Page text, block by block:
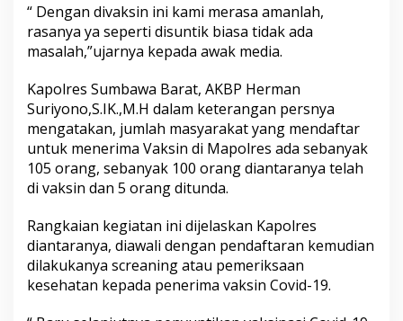
“ Dengan divaksin ini kami merasa amanlah,
rasanya ya seperti disuntik biasa tidak ada
masalah,”ujarnya kepada awak media.
Kapolres Sumbawa Barat, AKBP Herman
Suriyono,S.IK.,M.H dalam keterangan persnya
mengatakan, jumlah masyarakat yang mendaftar
untuk menerima Vaksin di Mapolres ada sebanyak
105 orang, sebanyak 100 orang diantaranya telah
di vaksin dan 5 orang ditunda.
Rangkaian kegiatan ini dijelaskan Kapolres
diantaranya, diawali dengan pendaftaran kemudian
dilakukanya screaning atau pemeriksaan
kesehatan kepada penerima vaksin Covid-19.